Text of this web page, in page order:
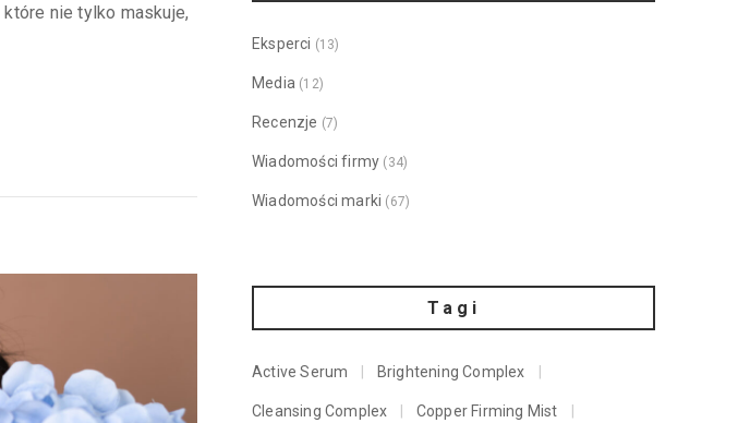
nie tylko maskuje,
Eksperci (13)
Media (12)
Recenzje (7)
Wiadomości firmy (34)
Wiadomości marki (67)
Tagi
Active Serum Brightening Complex
Cleansing Complex Copper Firming Mist